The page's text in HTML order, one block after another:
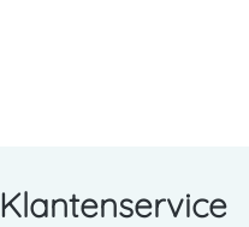
Klantenservice